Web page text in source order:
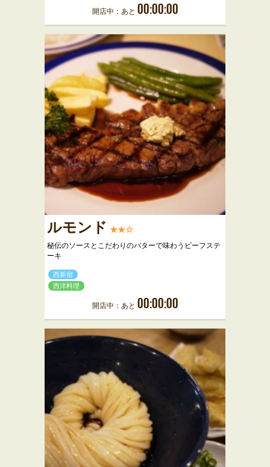
開店中：あと 00:00:00
ルモンド ★★☆
秘伝のソースとこだわりのバターで味わうビーフステ
ーキ
西新宿
西洋料理
開店中：あと 00:00:00